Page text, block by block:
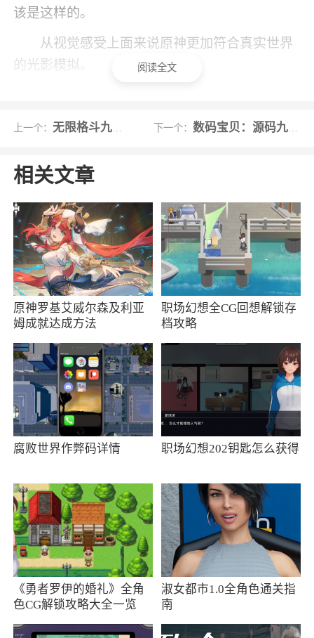
该是这样的。
从视觉感受上面来说原神更加符合真实世界
的光影模拟。
的素材堆积各式各样的山的时候，不可避免的就
很大的差异的时候。
我之前在知乎的一篇文章上面看到过一个比
较好！
游戏特色
1、单日累计充值20000元以上，返利300%
人社交系统邂逅属于自己浪漫情缘
3、随时都能开始热血的PK，让你在大街小
巷上感受不一样的真实游戏与道理，更加多样出
色的全新内容玩法体验，更加精彩的游戏故事内
容解析，别样经典的游戏塑造不一样的仙侠情怀
4、细腻精致的战斗场景，激昂振奋的战斗音
效，曾俘获百万武侠迷一致好评的武侠单机制手
游大作火爆上线。这是一款精心雕琢的卡牌手
游，拥有以武侠为背景的独特剧情，100多个霸
气侠客供您选择
5、重金打造，花不花钱也一样让你无敌
阅读全文
上一个： 无限格斗九游版 下一个：数码宝贝：源码九游版
相关文章
原神罗基艾威尔森及利亚
姆成就达成方法
职场幻想全CG回想解锁存
档攻略
腐败世界作弊码详情 职场幻想202钥匙怎么获得
《勇者罗伊的婚礼》全角
色CG解锁攻略大全一览
淑女都市1.0全角色通关指
南